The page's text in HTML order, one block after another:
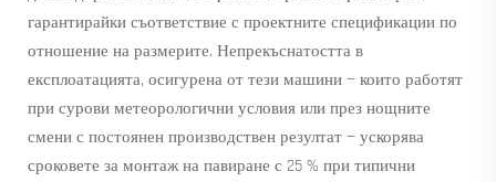
гарантирайки съответствие с проектните спецификации по
отношение на размерите. Непрекъснатостта в
експлоатацията, осигурена от тези машини — които работят
при сурови метеорологични условия или през нощните
смени с постоянен производствен резултат — ускорява
сроковете за монтаж на павиране с 25 % при типични